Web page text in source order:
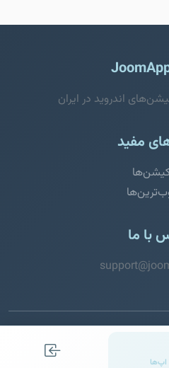
اندروید در ایران
مفید
با ما
اپ‌ها